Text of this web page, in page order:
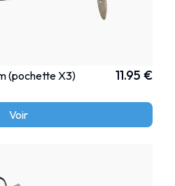
(pochette X3) 11.95 €
Voir